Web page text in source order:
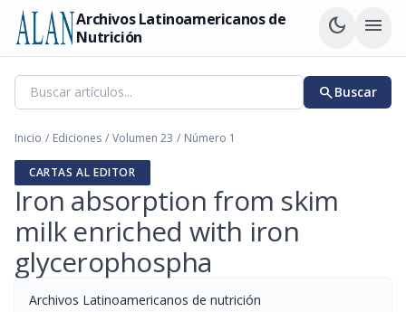
Archivos Latinoamericanos de
Nutrición
dark_mode menu
searchBuscar
Inicio / Ediciones / Volumen 23 / Número 1
CARTAS AL EDITOR
Iron absorption from skim
milk enriched with iron
glycerophospha
Archivos Latinoamericanos de nutrición